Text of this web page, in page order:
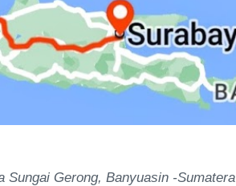
Sungai Gerong, Banyuasin -Sumatera